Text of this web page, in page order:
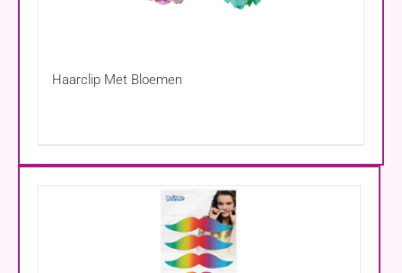
Haarclip Met Bloemen